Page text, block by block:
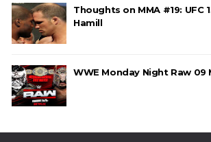
Thoughts on MMA #19: UFC
Hamill
WWE Monday Night Raw 09